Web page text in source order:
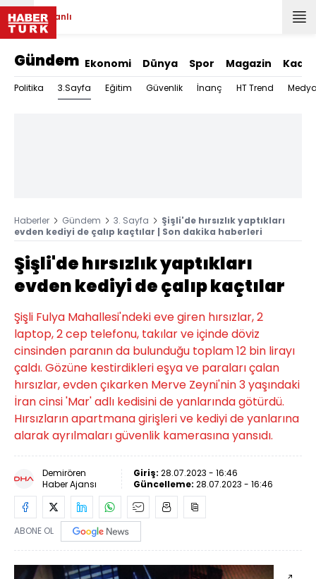
Canlı
Gündem Ekonomi Dünya Spor Magazin Kadın
Politika 3.Sayfa Eğitim Güvenlik İnanç HT Trend
Haberler Gündem 3. Sayfa
Şişli'de hırsızlık yaptıkları
evden kediyi de çalıp kaçtılar | Son dakika haberleri
Şişli'de hırsızlık yaptıkları
evden kediyi de çalıp kaçtılar
Şişli Fulya Mahallesi'ndeki eve giren hırsızlar, 2
laptop, 2 cep telefonu, takılar ve içinde döviz
cinsinden paranın da bulunduğu toplam 12 bin lirayı
çaldı. Gözüne kestirdikleri eşya ve paraları çalan
hırsızlar, evden çıkarken Merve Zeyni'nin 3 yaşındaki
İran cinsi 'Mar' adlı kedisini de yanlarında götürdü.
Hırsızların apartmana girişleri ve kediyi de yanlarına
alarak ayrılmaları güvenlik kamerasına yansıdı.
Demirören
Haber Ajansı
Giriş: 28.07.2023 - 16:46
Güncelleme: 28.07.2023 - 16:46
ABONE OL